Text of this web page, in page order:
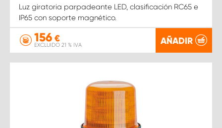
Luz giratoria parpadeante LED, clasificación RC65 e
IP65 con soporte magnético.
156 €
EXCLUIDO 21 % IVA AÑADIR